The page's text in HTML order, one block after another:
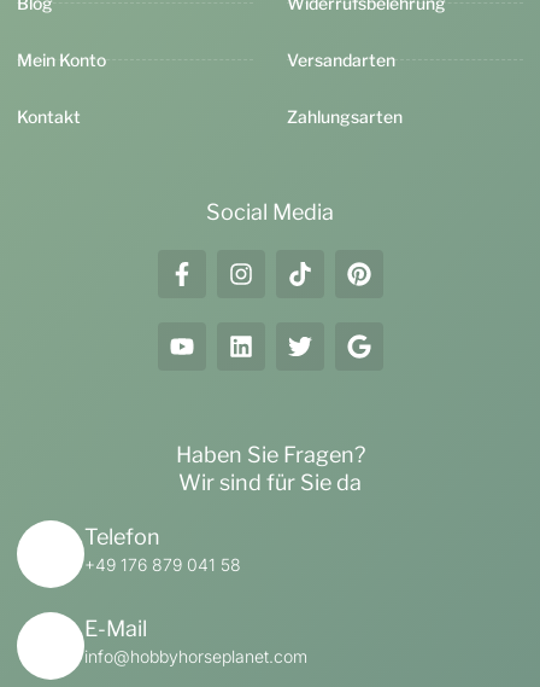
Mein Konto
Kontakt
Versandarten
Zahlungsarten
Social Media
Haben Sie Fragen?
Wir sind für Sie da
Telefon
+49 176 879 041 58
E-Mail
info@hobbyhorseplanet.com